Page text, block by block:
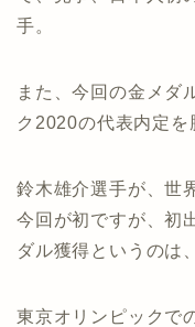
手。
また、今回の金メダ
ク2020の代表内定を
鈴木雄介選手が、世
今回が初ですが、初
ダル獲得というのは
東京オリンピックで